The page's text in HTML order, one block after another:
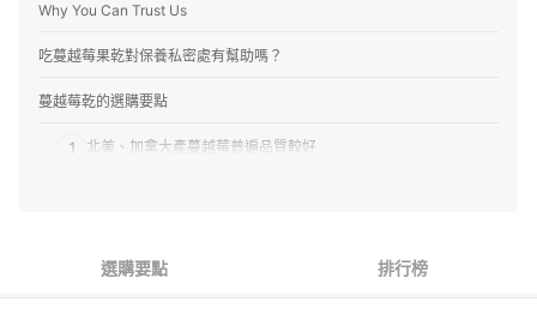
Why You Can Trust Us
吃蔓越莓果乾對保養私密處有幫助嗎？
蔓越莓乾的選購要點
1 北美、加拿大產蔓越莓普遍品質較好
4 凍乾添加物較少，適合偏好爽脆口感的人
選購要點 排行榜